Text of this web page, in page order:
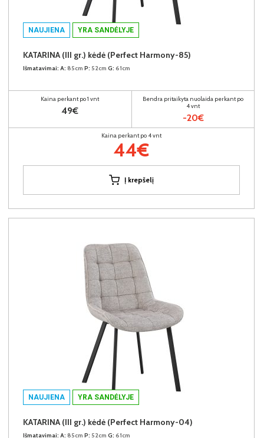
NAUJIENA YRA SANDĖLYJE
KATARINA (III gr.) kėdė (Perfect Harmony-85)
Išmatavimai: A: 85cm P: 52cm G: 61cm
Kaina perkant po 1 vnt
49€
Bendra pritaikyta nuolaida perkant po
4 vnt
-20€
Kaina perkant po 4 vnt
44€
Į krepšelį
NAUJIENA YRA SANDĖLYJE
KATARINA (III gr.) kėdė (Perfect Harmony-04)
Išmatavimai: A: 85cm P: 52cm G: 61cm